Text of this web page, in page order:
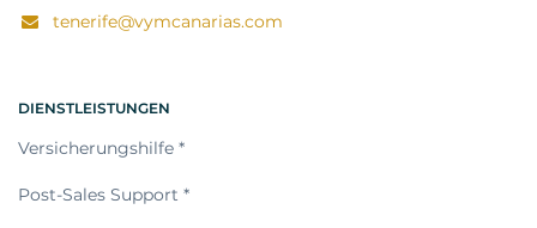
tenerife@vymcanarias.com
DIENSTLEISTUNGEN
Versicherungshilfe *
Post-Sales Support *